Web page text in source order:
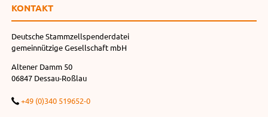
KONTAKT
Deutsche Stammzellspenderdatei
gemeinnützige Gesellschaft mbH
Altener Damm 50
06847 Dessau-Roßlau
+49 (0)340 519652-0